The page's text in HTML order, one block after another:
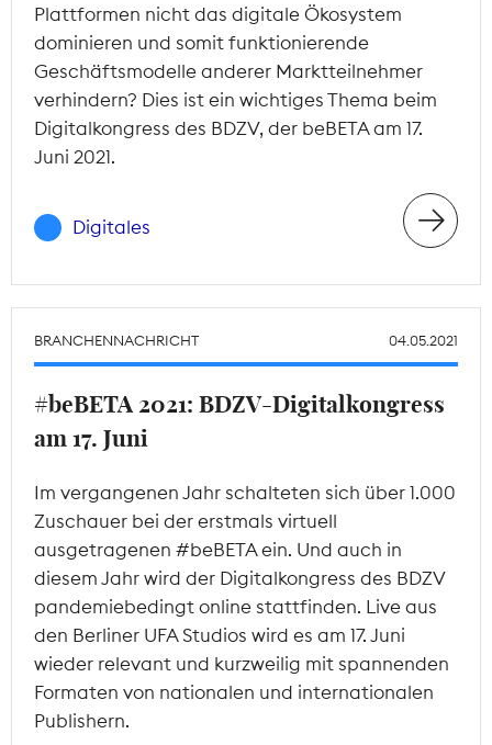
Plattformen nicht das digitale Ökosystem
dominieren und somit funktionierende
Geschäftsmodelle anderer Marktteilnehmer
verhindern? Dies ist ein wichtiges Thema beim
Digitalkongress des BDZV, der beBETA am 17.
Juni 2021.
Digitales
BRANCHENNACHRICHT 04.05.2021
#beBETA 2021: BDZV-Digitalkongress
am 17. Juni
Im vergangenen Jahr schalteten sich über 1.000
Zuschauer bei der erstmals virtuell
ausgetragenen #beBETA ein. Und auch in
diesem Jahr wird der Digitalkongress des BDZV
pandemiebedingt online stattfinden. Live aus
den Berliner UFA Studios wird es am 17. Juni
wieder relevant und kurzweilig mit spannenden
Formaten von nationalen und internationalen
Publishern.